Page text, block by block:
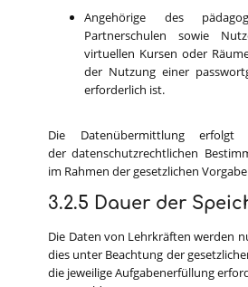
Angehörige des
Partnerschulen sowie
virtuellen Kursen oder
der Nutzung einer
erforderlich ist.
Die Datenübermittlung
der datenschutzrechtlichen
im Rahmen der gesetzlichen
3.2.5 Dauer der
Die Daten von Lehrkräften werden
dies unter Beachtung der
die jeweilige Aufgabenerfüllung